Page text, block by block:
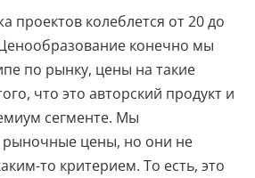
проектов колеблется от 20 до
конечно мы
по рынку, цены на такие
что это авторский продукт и
сегменте. Мы
рыночные цены, но они не
то критерием. То есть, это